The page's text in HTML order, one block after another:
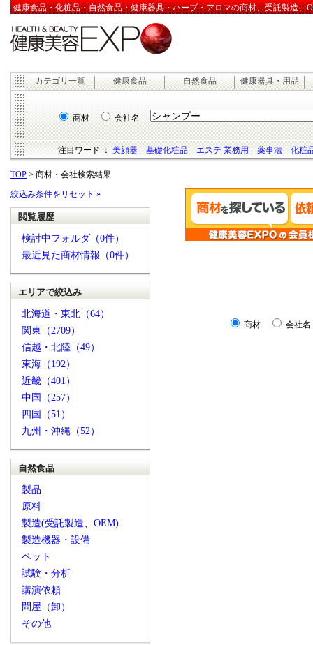
健康食品・化粧品・自然食品・健康器具・ハーブ・アロマの商材、受託製造、
カテゴリ一覧 健康食品 自然食品 健康器具・用品
商材 会社名
注目ワード ：美顔器 基礎化粧品 エステ 業務用 薬事法 化粧
TOP > 商材・会社検索結果
絞込み条件をリセット »
閲覧履歴
検討中フォルダ（0件）
最近見た商材情報（0件）
エリアで絞込み
北海道・東北（64）
関東（2709）
信越・北陸（49）
東海（192）
近畿（401）
中国（257）
四国（51）
九州・沖縄（52）
自然食品
製品
原料
製造(受託製造、OEM)
製造機器・設備
ペット
試験・分析
講演依頼
問屋（卸）
その他
商材 会社名